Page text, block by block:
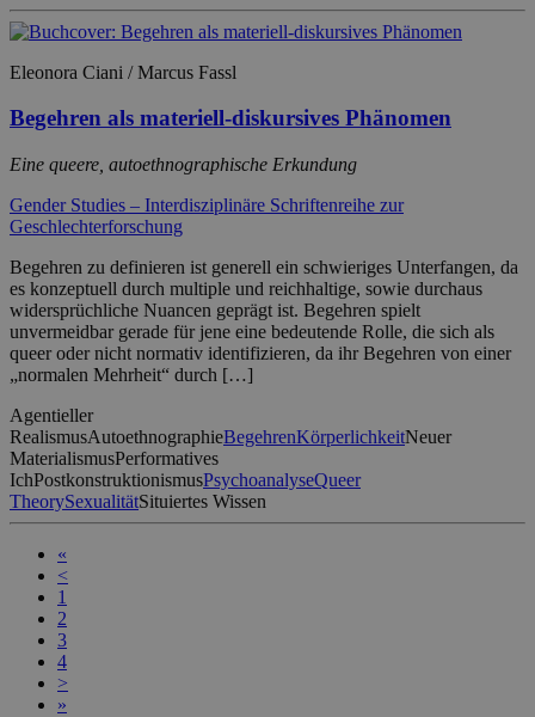
Eleonora Ciani / Marcus Fassl
Begehren als materiell-diskursives Phänomen
Eine queere, autoethnographische Erkundung
Gender Studies – Interdisziplinäre Schriftenreihe zur
Geschlechterforschung
Begehren zu definieren ist generell ein schwieriges Unterfangen, da
es konzeptuell durch multiple und reichhaltige, sowie durchaus
widersprüchliche Nuancen geprägt ist. Begehren spielt
unvermeidbar gerade für jene eine bedeutende Rolle, die sich als
queer oder nicht normativ identifizieren, da ihr Begehren von einer
„normalen Mehrheit“ durch […]
Agentieller
RealismusAutoethnographieBegehrenKörperlichkeitNeuer
MaterialismusPerformatives
IchPostkonstruktionismusPsychoanalyseQueer
TheorySexualitätSituiertes Wissen
«
<
1
2
3
4
>
»